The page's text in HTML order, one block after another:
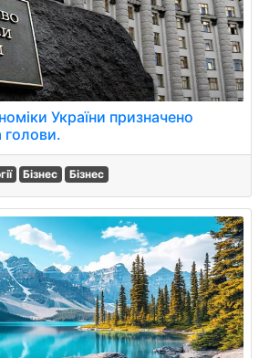
України призначено
голови.
Бізнес Бізнес